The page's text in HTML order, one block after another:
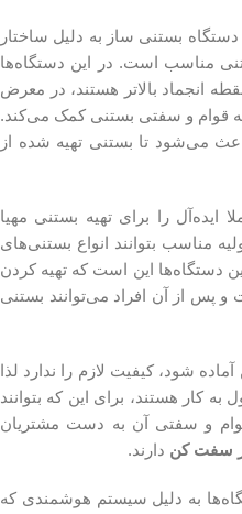
بستنی ساز به دلیل ساختار
مناسب است. در این دستگاه‌ها
انجماد بالاتر هستند، در معرض
قوام و سفتی بستنی کمک می‌کند.
می‌شود تا بستنی تهیه شده از
ایده‌آل را برای تهیه بستنی مهیا
مناسب بتوانند انواع بستنی‌های
دستگاه‌ها این است که تهیه کردن
پس از آن افراد می‌توانند بستنی
شود، کیفیت لازم را ندارد لذا
کار هستند، برای این که بتوانند
و سفتی آن به دست مشتریان
سفت کن دارند.
به دلیل سیستم هوشمندی که